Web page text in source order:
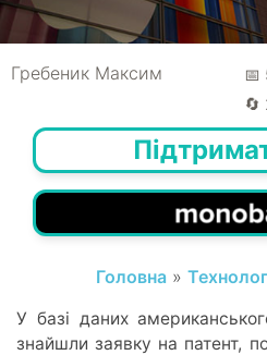
Гребеник Максим
📅
🔄
Головна »
У базі даних
знайшли заявку на патент,